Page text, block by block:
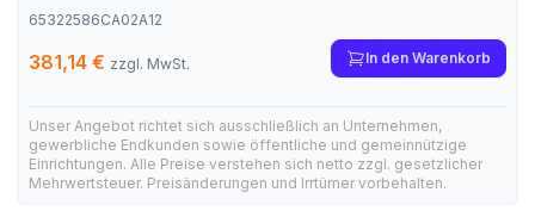
65322586CA02A12
381,14 € zzgl. MwSt. In den Warenkorb
Unser Angebot richtet sich ausschließlich an Unternehmen,
gewerbliche Endkunden sowie öffentliche und gemeinnützige
Einrichtungen. Alle Preise verstehen sich netto zzgl. gesetzlicher
Mehrwertsteuer. Preisänderungen und Irrtümer vorbehalten.